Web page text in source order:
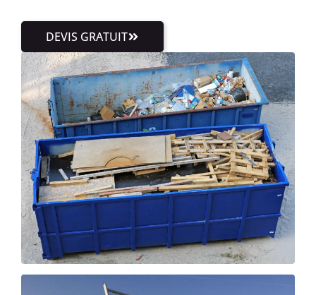
DEVIS GRATUIT